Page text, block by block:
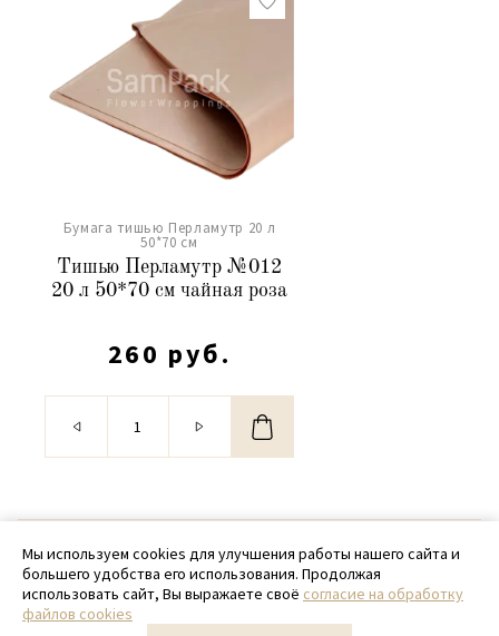
Бумага тишью Перламутр 20 л
50*70 см
Тишью Перламутр №012
20 л 50*70 см чайная роза
260 руб.
© 2020 - 2026 SamPack
+ 7 (918) 699-97-87
zakaz@sampack.store
Мы используем cookies для улучшения работы нашего сайта и
большего удобства его использования. Продолжая
использовать сайт, Вы выражаете своё согласие на обработку
файлов cookies